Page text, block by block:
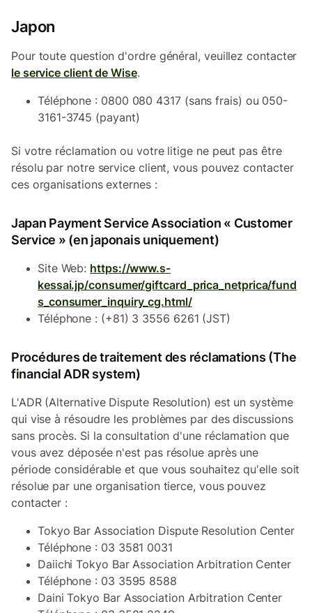
Japon
Pour toute question d'ordre général, veuillez contacter
le service client de Wise.
Téléphone : 0800 080 4317 (sans frais) ou 050-
3161-3745 (payant)
Si votre réclamation ou votre litige ne peut pas être
résolu par notre service client, vous pouvez contacter
ces organisations externes :
Japan Payment Service Association « Customer
Service » (en japonais uniquement)
Site Web: https://www.s-
kessai.jp/consumer/giftcard_prica_netprica/fund
s_consumer_inquiry_cg.html/
Téléphone : (+81) 3 3556 6261 (JST)
Procédures de traitement des réclamations (The
financial ADR system)
L'ADR (Alternative Dispute Resolution) est un système
qui vise à résoudre les problèmes par des discussions
sans procès. Si la consultation d'une réclamation que
vous avez déposée n'est pas résolue après une
période considérable et que vous souhaitez qu'elle soit
résolue par une organisation tierce, vous pouvez
contacter :
Tokyo Bar Association Dispute Resolution Center
Téléphone : 03 3581 0031
Daiichi Tokyo Bar Association Arbitration Center
Téléphone : 03 3595 8588
Daini Tokyo Bar Association Arbitration Center